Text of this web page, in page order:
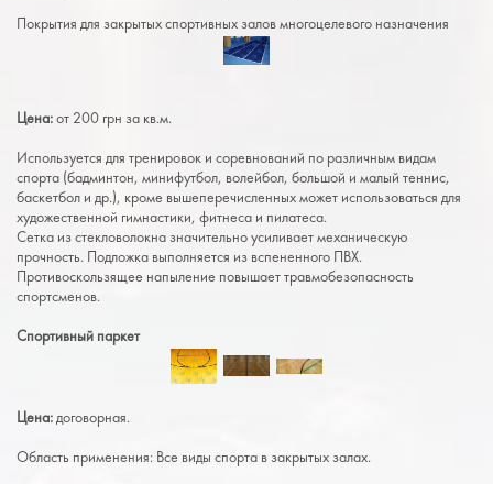
Покрытия для закрытых спортивных залов многоцелевого назначения
Цена:от 200 грн за кв.м.
Используется для тренировок и соревнований по различным видам
спорта (бадминтон, минифутбол, волейбол, большой и малый теннис,
баскетбол и др.), кроме вышеперечисленных может использоваться для
художественной гимнастики, фитнеса и пилатеса.
Сетка из стекловолокна значительно усиливает механическую
прочность. Подложка выполняется из вспененного ПВХ.
Противоскользящее напыление повышает травмобезопасность
спортсменов.
Спортивный паркет
Цена:договорная.
Область применения: Все виды спорта в закрытых залах.